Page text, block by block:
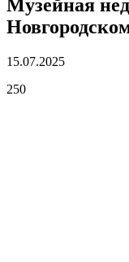
Музейная
15.07.2025
250